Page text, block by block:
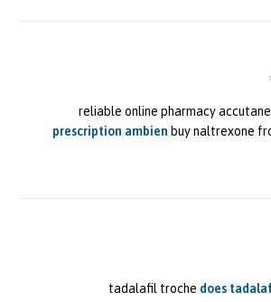
reliable online pharmacy accutane
prescription ambien buy naltrexone
tadalafil troche does